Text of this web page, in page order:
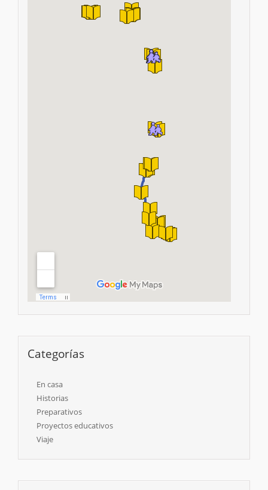
Categorías
En casa
Historias
Preparativos
Proyectos educativos
Viaje